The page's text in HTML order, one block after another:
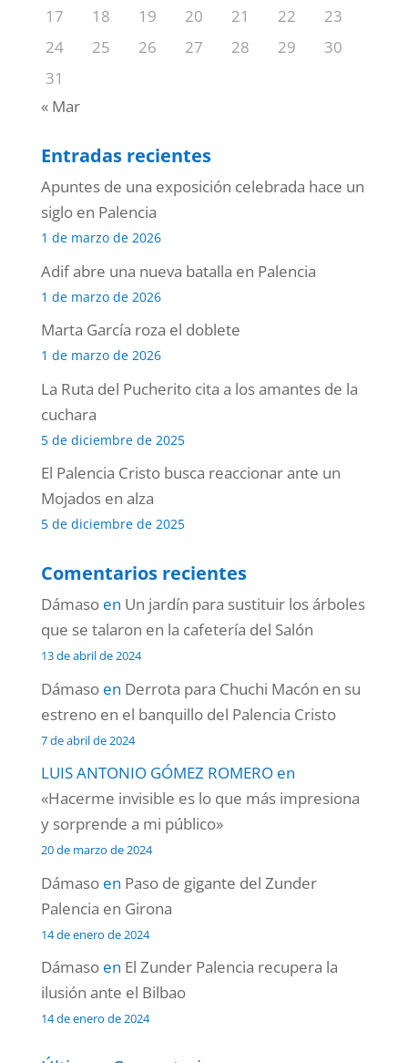
17 18 19 20 21 22
23
24
25 26 27 28 29
30
31
« Mar
Entradas recientes
Apuntes de una exposición celebrada hace un
siglo en Palencia
1 de marzo de 2026
Adif abre una nueva batalla en Palencia
1 de marzo de 2026
Marta García roza el doblete
1 de marzo de 2026
La Ruta del Pucherito cita a los amantes de la
cuchara
5 de diciembre de 2025
El Palencia Cristo busca reaccionar ante un
Mojados en alza
5 de diciembre de 2025
Comentarios recientes
Dámasoen Un jardín para sustituir los árboles
que se talaron en la cafetería del Salón
13 de abril de 2024
Dámasoen Derrota para Chuchi Macón en su
estreno en el banquillo del Palencia Cristo
7 de abril de 2024
LUIS ANTONIO GÓMEZ ROMEROen
«Hacerme invisible es lo que más impresiona
y sorprende a mi público»
20 de marzo de 2024
Dámasoen Paso de gigante del Zunder
Palencia en Girona
14 de enero de 2024
Dámasoen El Zunder Palencia recupera la
ilusión ante el Bilbao
14 de enero de 2024